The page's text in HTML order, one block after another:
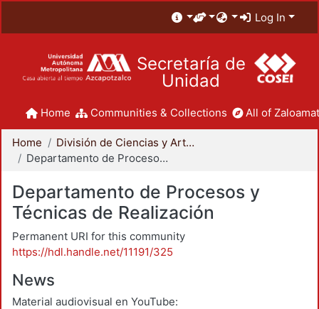
Log In
Secretaría de
Unidad
Home Communities & Collections All of
Home
División de Ciencias y Artes para el Diseño
Departamento de Procesos y Técnicas de Realización
Departamento de Procesos y
Técnicas de Realización
Permanent URI for this community
https://hdl.handle.net/11191/325
News
Material audiovisual en YouTube: